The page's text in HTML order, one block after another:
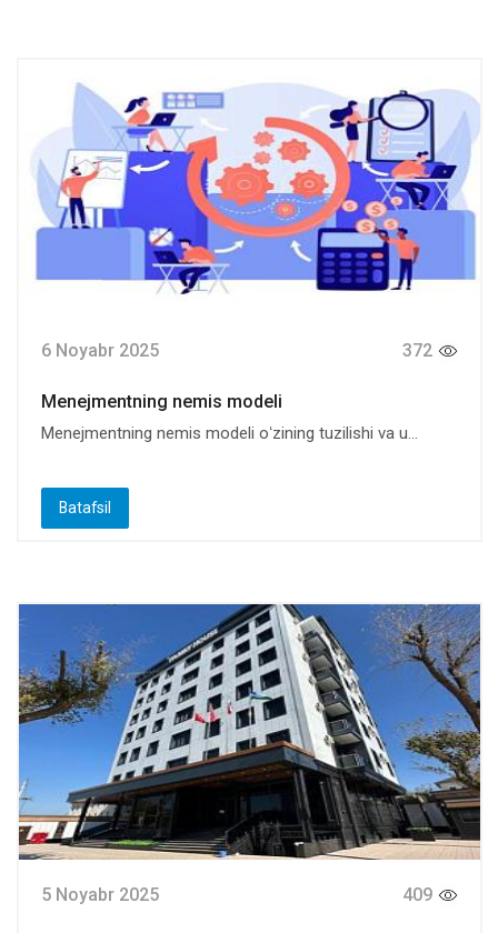
6 Noyabr 2025 372
Menejmentning nemis modeli
Menejmentning nemis modeli oʻzining tuzilishi va u...
Batafsil
5 Noyabr 2025 409